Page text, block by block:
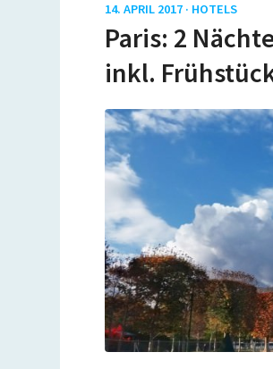
14. APRIL 2017 · HOTELS
Paris: 2
inkl.